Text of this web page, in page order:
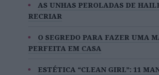
AS UNHAS PEROLADAS DE
RECRIAR
O SEGREDO PARA FAZER UMA
PERFEITA EM CASA
ESTÉTICA “CLEAN GIRL”: 11